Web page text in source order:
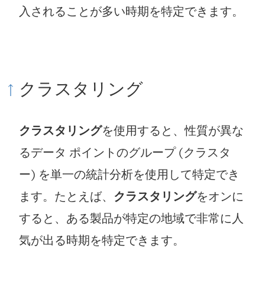
入されることが多い時期を特定できます。
クラスタリング
クラスタリングを使用すると、性質が異な
るデータ ポイントのグループ (クラスタ
ー) を単一の統計分析を使用して特定でき
ます。たとえば、 クラスタリングをオンに
すると、ある製品が特定の地域で非常に人
気が出る時期を特定できます。